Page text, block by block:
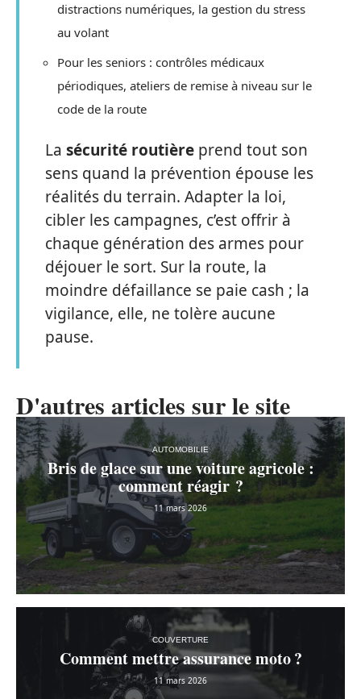
distractions numériques, la gestion du stress
au volant
Pour les seniors : contrôles médicaux
périodiques, ateliers de remise à niveau sur le
code de la route
La sécurité routière prend tout son
sens quand la prévention épouse les
réalités du terrain. Adapter la loi,
cibler les campagnes, c’est offrir à
chaque génération des armes pour
déjouer le sort. Sur la route, la
moindre défaillance se paie cash ; la
vigilance, elle, ne tolère aucune
pause.
D'autres articles sur le site
AUTOMOBILIE
Bris de glace sur une voiture agricole :
comment réagir ?
11 mars 2026
COUVERTURE
Comment mettre assurance moto ?
11 mars 2026